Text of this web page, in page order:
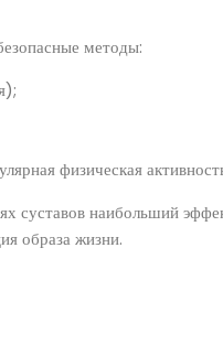
методы:
физическая
суставов наибольший
образа жизни.